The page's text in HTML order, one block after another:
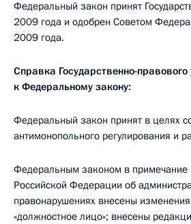
Федеральный закон принят
2009 года и одобрен Советом
2009 года.
Справка Государственно-
к Федеральному закону:
Федеральный закон принят в целях
антимонопольного регулирования и
Федеральным законом в примечание
Российской Федерации об
правонарушениях внесены
«должностное лицо»; внесены